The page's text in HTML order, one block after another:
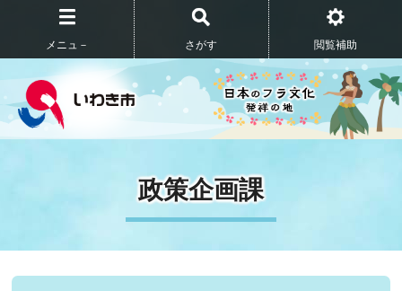
メニュ－ さがす 閲覧補助
政策企画課